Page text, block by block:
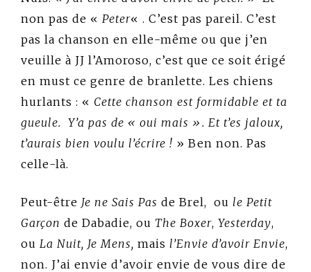
non pas de « Peter« . C’est pas pareil. C’est
pas la chanson en elle-même ou que j’en
veuille à JJ l’Amoroso, c’est que ce soit érigé
en must ce genre de branlette. Les chiens
hurlants : « Cette chanson est formidable et ta
gueule. Y’a pas de « oui mais ». Et t’es jaloux,
t’aurais bien voulu l’écrire ! » Ben non. Pas
celle-là.
Peut-être Je ne Sais Pas de Brel, ou le Petit
Garçon de Dabadie, ou The Boxer, Yesterday,
ou La Nuit, Je Mens, mais l’Envie d’avoir Envie,
non. J’ai envie d’avoir envie de vous dire de